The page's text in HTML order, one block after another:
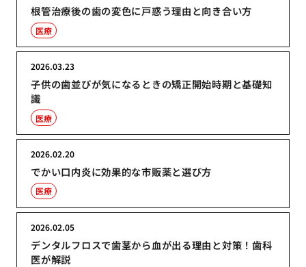
根管治療後の歯の変色に戸惑う理由と向き合い方
医療
子供の歯並びが気になるときの矯正開始時期と基礎知
識
2026.03.23
医療
でかい口内炎に効果的な市販薬と選び方
2026.02.20
医療
デンタルフロスで歯茎から血が出る理由と対策！歯科
医が解説
2026.02.05